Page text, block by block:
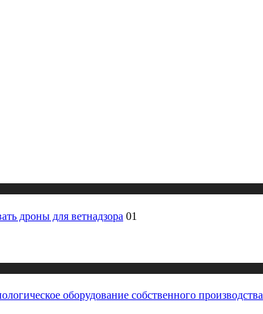
дроны для ветнадзора 01
оборудование собственного производства